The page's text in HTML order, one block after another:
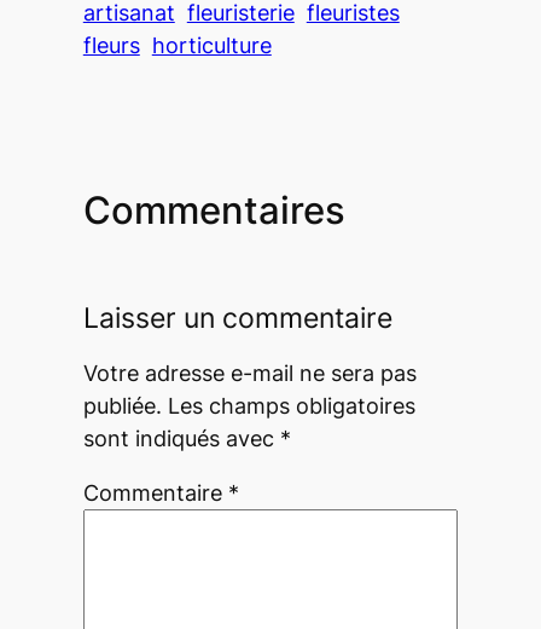
artisanat fleuristerie fleuristes
fleurs horticulture
Commentaires
Laisser un commentaire
Votre adresse e-mail ne sera pas
publiée. Les champs obligatoires
sont indiqués avec *
Commentaire *